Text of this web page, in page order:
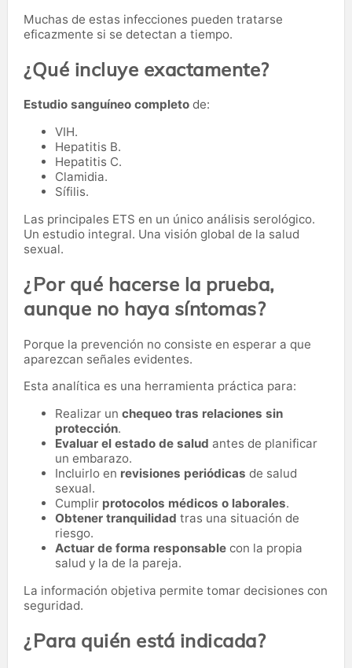
Muchas de estas infecciones pueden tratarse
eficazmente si se detectan a tiempo.
¿Qué incluye exactamente?
Estudio sanguíneo completo de:
VIH.
Hepatitis B.
Hepatitis C.
Clamidia.
Sífilis.
Las principales ETS en un único análisis serológico.
Un estudio integral. Una visión global de la salud
sexual.
¿Por qué hacerse la prueba,
aunque no haya síntomas?
Porque la prevención no consiste en esperar a que
aparezcan señales evidentes.
Esta analítica es una herramienta práctica para:
Realizar un chequeo tras relaciones sin
protección.
Evaluar el estado de salud antes de planificar
un embarazo.
Incluirlo en revisiones periódicas de salud
sexual.
Cumplir protocolos médicos o laborales.
Obtener tranquilidad tras una situación de
riesgo.
Actuar de forma responsable con la propia
salud y la de la pareja.
La información objetiva permite tomar decisiones con
seguridad.
¿Para quién está indicada?